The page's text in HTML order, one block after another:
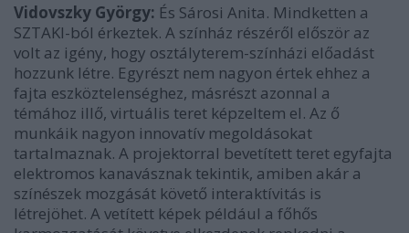
Vidovszky György: És Sárosi Anita. Mindketten a
SZTAKI-ból érkeztek. A színház részéről először az
volt az igény, hogy osztályterem-színházi előadást
hozzunk létre. Egyrészt nem nagyon értek ehhez a
fajta eszköztelenséghez, másrészt azonnal a
témához illő, virtuális teret képzeltem el. Az ő
munkáik nagyon innovatív megoldásokat
tartalmaznak. A projektorral bevetített teret egyfajta
elektromos kanavásznak tekintik, amiben akár a
színészek mozgását követő interaktívitás is
létrejöhet. A vetített képek például a főhős